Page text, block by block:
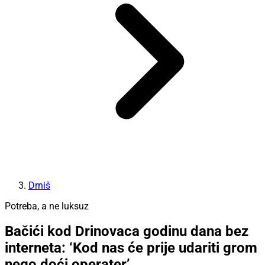
Drniš
Potreba, a ne luksuz
Bačići kod Drinovaca godinu dana bez
interneta: ‘Kod nas će prije udariti grom